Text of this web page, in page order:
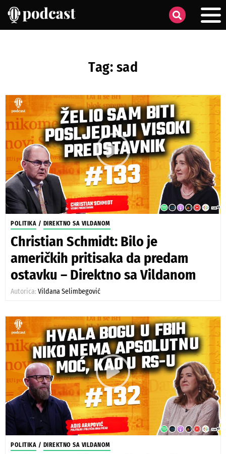
Tag: sad
POLITIKA / DIREKTNO SA VILDANOM
Christian Schmidt: Bilo je
američkih pritisaka da predam
ostavku – Direktno sa Vildanom
Autorica: Vildana Selimbegović
POLITIKA / DIREKTNO SA VILDANOM